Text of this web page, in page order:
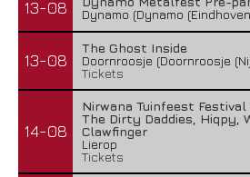
13-08
Dynamo (Dynamo
13-08
The Ghost Inside
Doornroosje (Doornroosje
Tickets
14-08
Nirwana Tuinfeest Festival
The Dirty Daddies, Hiqpy,
Clawfinger
Lierop
Tickets